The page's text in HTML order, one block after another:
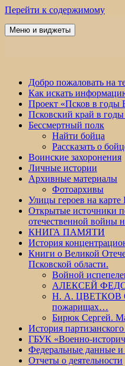
Перейти к содержимому
Победа 60
Меню и виджеты
Добро пожаловать на
Как искать
Проект «Псков в годы
Псковский край в
Бессмертный полк
Найти бойца
Рассказать о
Воинские захоронения
Личные истории
Архивные материалы
Фотоархивы
Улицы героев на карте
Открытые источники
отечественной войны
КНИГА ПАМЯТИ
История
Книги о Великой
Псковской области.
Войной
АЛЕКСЕЙ
Н. А. ЦВЕТКОВ О
пожарищах…
Бирюк Сергей.
История
ГБУК «Военно-
Федеральные данные
Отчеты о деятельности